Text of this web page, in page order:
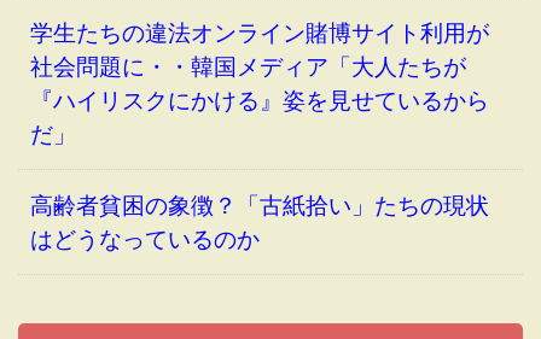
学生たちの違法オンライン賭博サイト利用が
社会問題に・・韓国メディア「大人たちが
『ハイリスクにかける』姿を見せているから
だ」
高齢者貧困の象徴？「古紙拾い」たちの現状
はどうなっているのか